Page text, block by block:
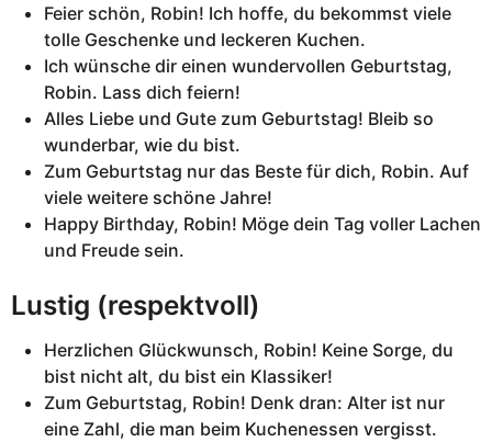
Feier schön, Robin! Ich hoffe, du bekommst viele
tolle Geschenke und leckeren Kuchen.
Ich wünsche dir einen wundervollen Geburtstag,
Robin. Lass dich feiern!
Alles Liebe und Gute zum Geburtstag! Bleib so
wunderbar, wie du bist.
Zum Geburtstag nur das Beste für dich, Robin. Auf
viele weitere schöne Jahre!
Happy Birthday, Robin! Möge dein Tag voller Lachen
und Freude sein.
Lustig (respektvoll)
Herzlichen Glückwunsch, Robin! Keine Sorge, du
bist nicht alt, du bist ein Klassiker!
Zum Geburtstag, Robin! Denk dran: Alter ist nur
eine Zahl, die man beim Kuchenessen vergisst.